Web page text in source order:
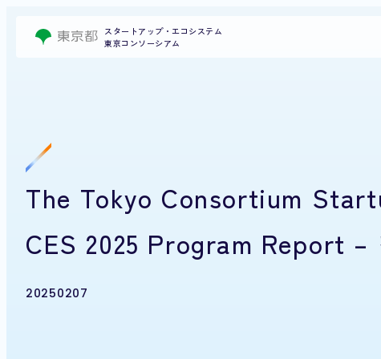
スタートアップ・エコシステム
東京コンソーシアム
The Tokyo Consortium
CES 2025 Program Report –
20250207